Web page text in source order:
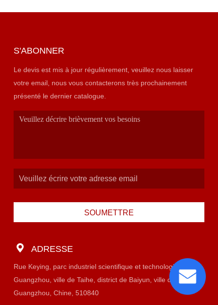
S'ABONNER
Le devis est mis à jour régulièrement, veuillez nous laisser
votre email, nous vous contacterons très prochainement
présenté le dernier catalogue.
SOUMETTRE
ADRESSE
Rue Keying, parc industriel scientifique et technologique de
Guangzhou, ville de Taihe, district de Baiyun, ville de
Guangzhou, Chine, 510840